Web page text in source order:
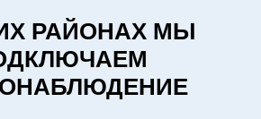
РАЙОНАХ МЫ